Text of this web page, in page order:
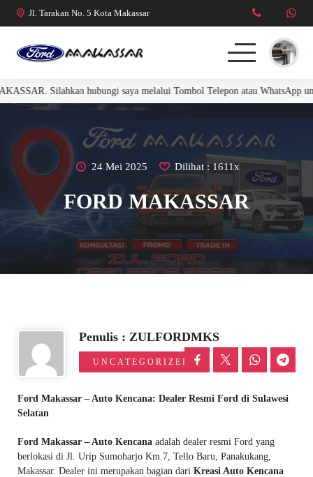
Jl. Tarakan No. 5 Kota Makassar
FORD RANGER
FORD EVEREST
R. RAPTOR 3.0L
MUSTANG
hubungi saya melalui Tombol Telepon atau WhatsApp untuk
24 Mei 2025 Dilihat : 1611x
FORD MAKASSAR
Penulis : ZULFORDMKS
UNCATEGORIZED
Ford Makassar – Auto Kencana: Dealer Resmi Ford di Sulawesi
Selatan
Ford Makassar – Auto Kencana adalah dealer resmi Ford yang
berlokasi di Jl. Urip Sumoharjo Km.7, Tello Baru, Panakukang,
Makassar. Dealer ini merupakan bagian dari Kreasi Auto Kencana